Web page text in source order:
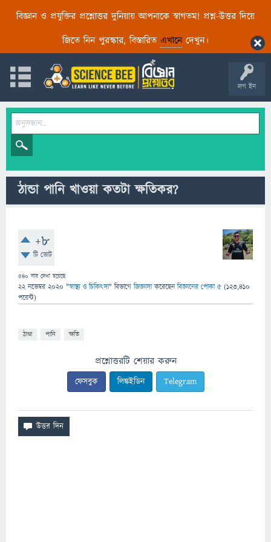
বিজ্ঞান ও প্রযুক্তির প্রশ্নোত্তর দুনিয়ায় আপনাকে স্বাগতম! প্রশ্ন-উত্তর দিয়ে
জিতে নিন পুরস্কার, বিস্তারিত এখানেদেখুন।
লগ ইন
ঠান্ডা পানি খাওয়া কতটা ক্ষতিকর?
+8
টি ভোট
540 বার দেখা হয়েছে
22 নভেম্বর 2020 "স্বাস্থ্য ও চিকিৎসা" বিভাগে জিজ্ঞাসাকরেছেনবিজ্ঞানের পোকা ৫ (123,410
পয়েন্ট)
ঠাণ্ডা পানি ক্ষতি
প্রশ্নোত্তরটি শেয়ার করুন
ফেসবুক লিঙ্কইডিন Telegram